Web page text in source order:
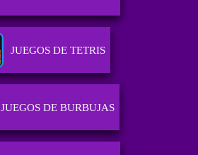
JUEGOS DE TETRIS
JUEGOS DE BURBUJAS